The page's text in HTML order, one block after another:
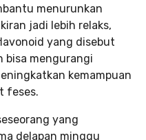
menurunkan
jadi lebih relaks,
yang disebut
bisa mengurangi
kemampuan
feses.
yang
delapan minggu